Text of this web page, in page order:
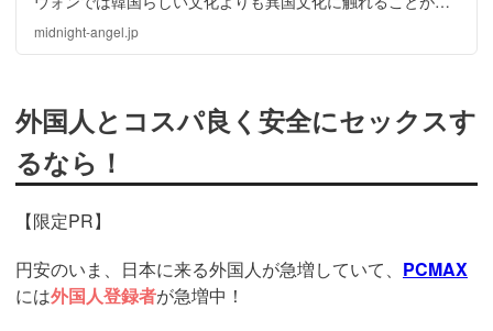
きます。今回は、様々な文化が入り混じった興味深い街イテ
ウォンをご紹介しましょう！
midnight-angel.jp
外国人とコスパ良く安全にセックスす
るなら！
【限定PR】
円安のいま、日本に来る外国人が急増していて、 PCMAX
には外国人登録者が急増中！